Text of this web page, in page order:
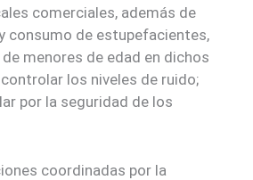
comerciales, además de
consumo de estupefacientes,
menores de edad en dichos
los niveles de ruido;
por la seguridad de los
coordinadas por la